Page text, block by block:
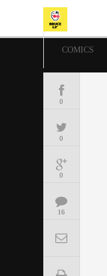
COMICS
0
0
0
16